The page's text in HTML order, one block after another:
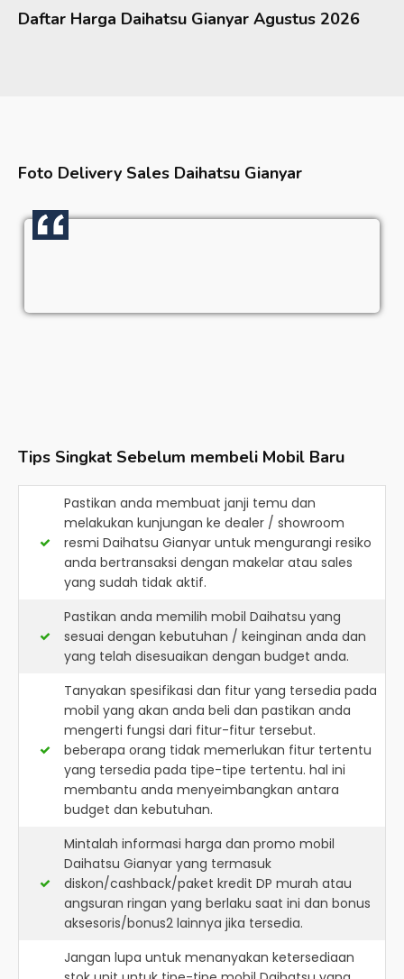
Daftar Harga Daihatsu Gianyar Agustus 2026
Foto Delivery Sales Daihatsu Gianyar
Tips Singkat Sebelum membeli Mobil Baru
Pastikan anda membuat janji temu dan
melakukan kunjungan ke dealer / showroom
resmi Daihatsu Gianyar untuk mengurangi resiko
anda bertransaksi dengan makelar atau sales
yang sudah tidak aktif.
Pastikan anda memilih mobil Daihatsu yang
sesuai dengan kebutuhan / keinginan anda dan
yang telah disesuaikan dengan budget anda.
Tanyakan spesifikasi dan fitur yang tersedia pada
mobil yang akan anda beli dan pastikan anda
mengerti fungsi dari fitur-fitur tersebut.
beberapa orang tidak memerlukan fitur tertentu
yang tersedia pada tipe-tipe tertentu. hal ini
membantu anda menyeimbangkan antara
budget dan kebutuhan.
Mintalah informasi harga dan promo mobil
Daihatsu Gianyar yang termasuk
diskon/cashback/paket kredit DP murah atau
angsuran ringan yang berlaku saat ini dan bonus
aksesoris/bonus2 lainnya jika tersedia.
Jangan lupa untuk menanyakan ketersediaan